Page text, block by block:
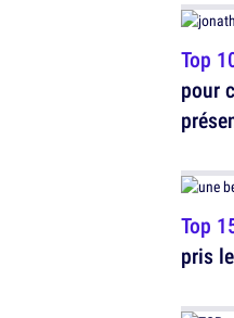
Top
pour
Top
pris